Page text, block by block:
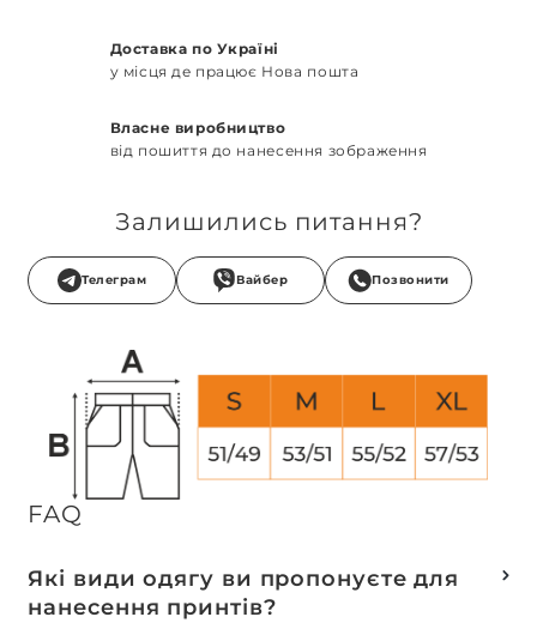
Доставка по Україні
у місця де працює Нова пошта
Власне виробництво
від пошиття до нанесення зображення
Залишились питання?
Телеграм Вайбер Позвонити
FAQ
Які види одягу ви пропонуєте для
нанесення принтів?